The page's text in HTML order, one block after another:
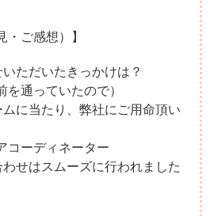
・ご感想）】
ただいたきっかけは？
を通っていたので）
に当たり、弊社にご用命頂い
コーディネーター
せはスムーズに行われました